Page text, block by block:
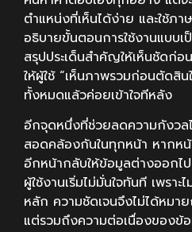
ตำแหน่งที่เห็นได้ง่าย และใช้ภา
อธิบายขั้นตอนการใช้งานแบบ
สรุปประเด็นสำคัญให้เห็นชัดก่อ
ให้ผู้ใช้ “เห็นภาพรวมก่อนตัดสิ
ทั้งหมดแล้วค่อยเข้าใจทีหลัง
อีกจุดหนึ่งที่ช่วยลดความกังวล
สอดคล้องกันในทุกหน้า หากห
อีกหน้ากลับให้ข้อมูลต่างออกไป
ผู้ใช้งานเริ่มไม่มั่นใจทันที เพราะ
หลัก ความชัดเจนจึงไม่ได้หมา
แต่รวมถึงความต่อเนื่องของข้